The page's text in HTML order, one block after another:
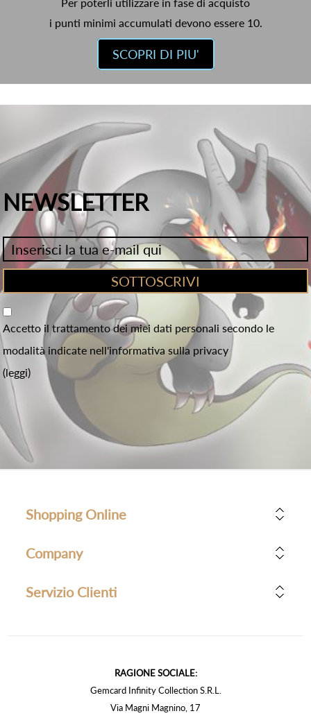
i punti minimi accumulati devono essere 10.
SCOPRI DI PIU'
NEWSLETTER
Accetto il trattamento dei miei dati personali secondo le
modalità indicate nell'informativa sulla privacy
(leggi)
Shopping Online
Company
Servizio Clienti
RAGIONE SOCIALE:
Gemcard Infinity Collection S.R.L.
Via Magni Magnino, 17